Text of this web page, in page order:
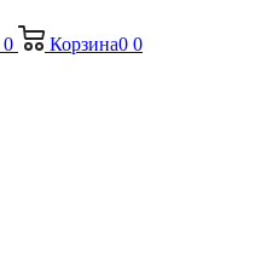
0 Корзина0 0